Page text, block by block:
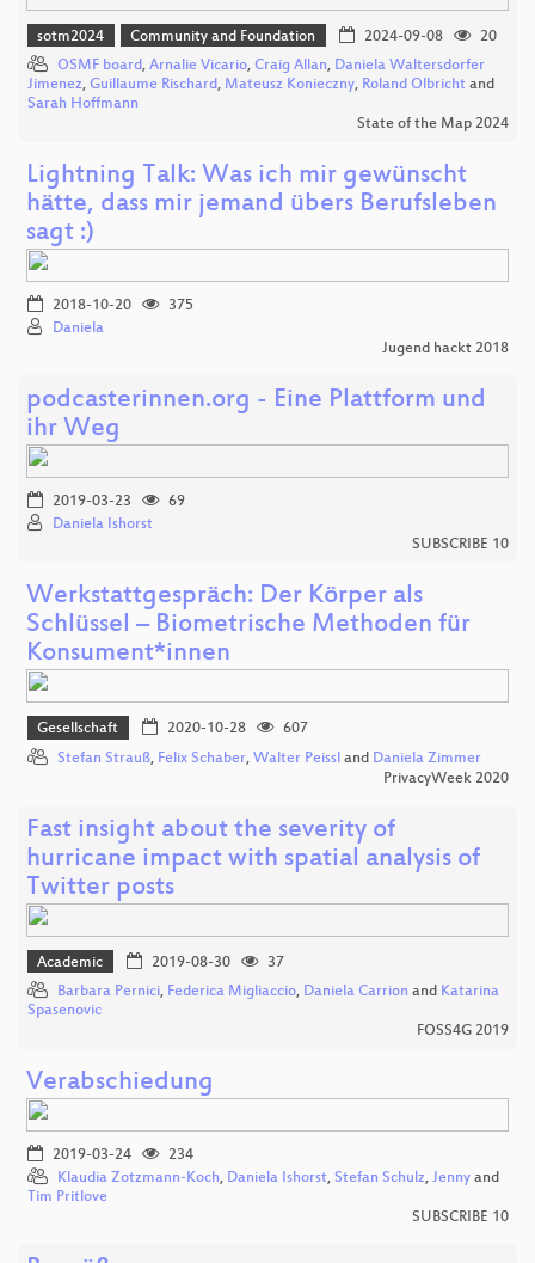
sotm2024 Community and Foundation 2024-09-08
20
OSMF board, Arnalie Vicario, Craig Allan, Daniela Waltersdorfer
Jimenez, Guillaume Rischard, Mateusz Konieczny, Roland Olbricht and
Sarah Hoffmann
State of the Map 2024
Lightning Talk: Was ich mir gewünscht
hätte, dass mir jemand übers Berufsleben
sagt :)
2018-10-20
375
Daniela
Jugend hackt 2018
podcasterinnen.org - Eine Plattform und
ihr Weg
2019-03-23
69
Daniela Ishorst
SUBSCRIBE 10
Werkstattgespräch: Der Körper als
Schlüssel – Biometrische Methoden für
Konsument*innen
Gesellschaft 2020-10-28
607
Stefan Strauß, Felix Schaber, Walter Peissl and Daniela Zimmer
PrivacyWeek 2020
Fast insight about the severity of
hurricane impact with spatial analysis of
Twitter posts
Academic 2019-08-30
37
Barbara Pernici, Federica Migliaccio, Daniela Carrion and Katarina
Spasenovic
FOSS4G 2019
Verabschiedung
2019-03-24
234
Klaudia Zotzmann-Koch, Daniela Ishorst, Stefan Schulz, Jenny and
Tim Pritlove
SUBSCRIBE 10